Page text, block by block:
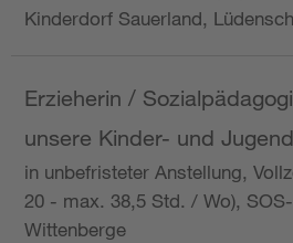
Kinderdorf Sauerland,
Erzieherin /
unsere Kinder- und
in unbefristeter Anstellung,
20 - max. 38,5 Std. / Wo),
Wittenberge